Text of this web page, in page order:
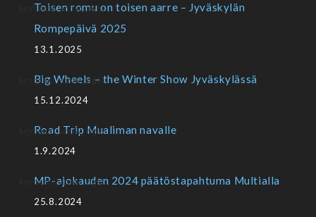
Toisen romu on toisen aarre – Jyväskylän
Rompepäivä 2025
13.1.2025
Big Wheels – the Winter Show Jyväskylässä
15.12.2024
Road Trip Mualiman navalle
1.9.2024
MP-ajokauden 2024 päätöstapahtuma Multialla
25.8.2024